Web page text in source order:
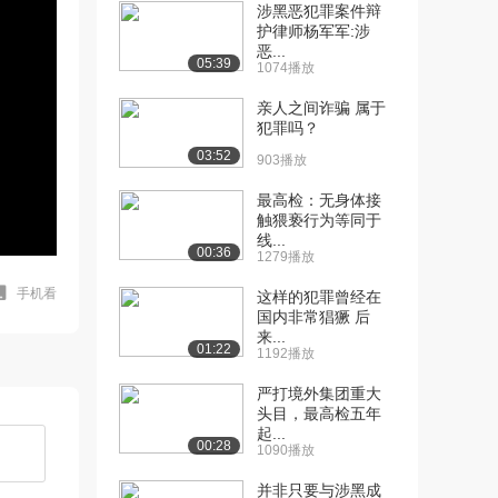
手机看
05:39
涉黑恶犯罪案件辩
护律师杨军军:涉
恶...
1074播放
03:52
亲人之间诈骗 属于
犯罪吗？
903播放
00:36
最高检：无身体接
触猥亵行为等同于
线...
1279播放
01:22
这样的犯罪曾经在
国内非常猖獗 后
来...
1192播放
00:28
严打境外集团重大
头目，最高检五年
起...
1090播放
并非只要与涉黑成